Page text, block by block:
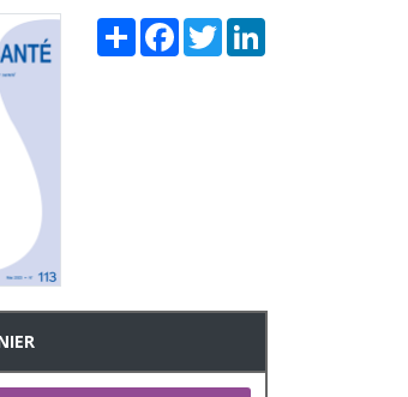
Share FacebookTwitter